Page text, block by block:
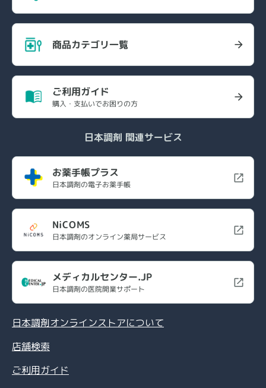
商品カテゴリ一覧
ご利用ガイド
購入・支払いでお困りの方
日本調剤 関連サービス
お薬手帳プラス
日本調剤の電子お薬手帳
NiCOMS
日本調剤のオンライン薬局サービス
メディカルセンター.JP
日本調剤の医院開業サポート
日本調剤オンラインストアについて
店舗検索
ご利用ガイド